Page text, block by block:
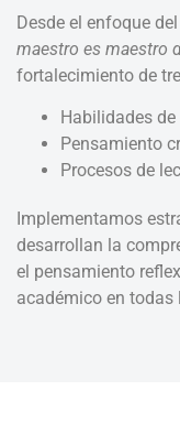
Desde el enfoque
maestro es maestro
fortalecimiento de
Habilidades
Pensamiento
Procesos de
Implementamos
desarrollan la
el pensamiento
académico en todas